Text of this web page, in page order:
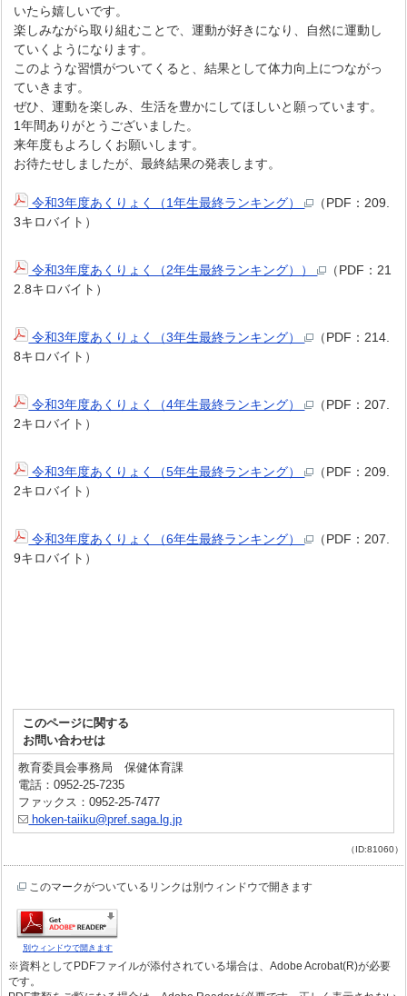
いたら嬉しいです。
楽しみながら取り組むことで、運動が好きになり、自然に運動し
ていくようになります。
このような習慣がついてくると、結果として体力向上につながっ
ていきます。
ぜひ、運動を楽しみ、生活を豊かにしてほしいと願っています。
1年間ありがとうございました。
来年度もよろしくお願いします。
お待たせしましたが、最終結果の発表します。
令和3年度あくりょく（1年生最終ランキング）
（PDF：209.
3キロバイト）
令和3年度あくりょく（2年生最終ランキング））
（PDF：21
2.8キロバイト）
令和3年度あくりょく（3年生最終ランキング）
（PDF：214.
8キロバイト）
令和3年度あくりょく（4年生最終ランキング）
（PDF：207.
2キロバイト）
令和3年度あくりょく（5年生最終ランキング）
（PDF：209.
2キロバイト）
令和3年度あくりょく（6年生最終ランキング）
（PDF：207.
9キロバイト）
このページに関する
お問い合わせは
教育委員会事務局 保健体育課
電話：0952-25-7235
ファックス：0952-25-7477
hoken-taiiku@pref.saga.lg.jp
（ID:81060）
このマークがついているリンクは別ウィンドウで開きます
別ウィンドウで開きます
※資料としてPDFファイルが添付されている場合は、Adobe Acrobat(R)が必要
です。